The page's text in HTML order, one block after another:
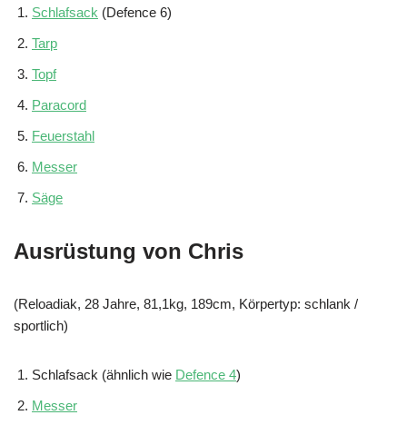
Schlafsack (Defence 6)
Tarp
Topf
Paracord
Feuerstahl
Messer
Säge
Ausrüstung von Chris
(Reloadiak, 28 Jahre, 81,1kg, 189cm, Körpertyp: schlank /
sportlich)
Schlafsack (ähnlich wie Defence 4)
Messer